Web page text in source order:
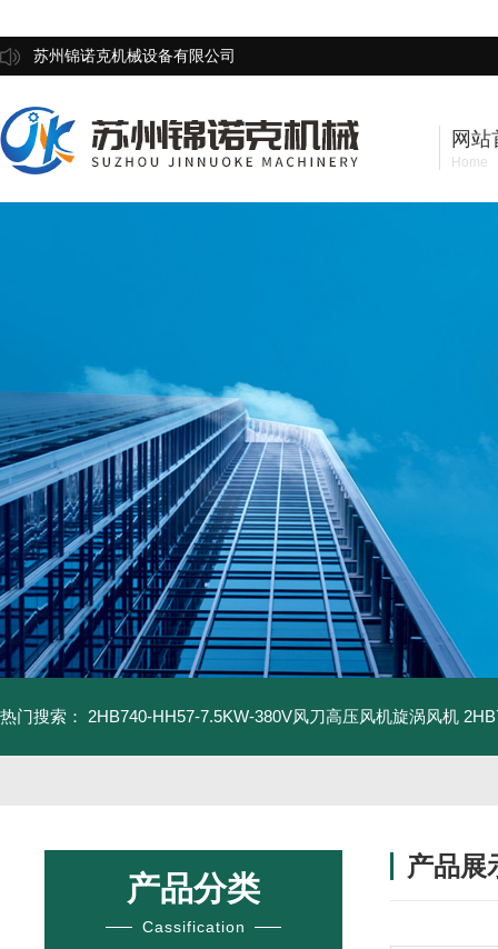
苏州锦诺克机械设备有限公司
网站
Home
热门搜索： 2HB740-HH57-7.5KW-380V风刀高压风机旋涡风机
产品分类
Cassification
产品展